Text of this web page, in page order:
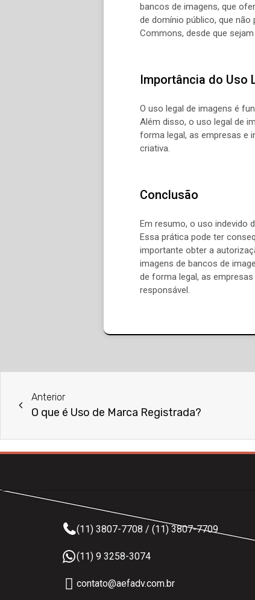
bancos de imagens, que
de domínio público, que
Commons, desde que
Importância do Uso
O uso legal de imagens é
Além disso, o uso legal de
forma legal, as empresas e
criativa.
Conclusão
Em resumo, o uso indevido
Essa prática pode ter
importante obter a
imagens de bancos de
de forma legal, as
responsável.
Anterior
O que é Uso de Marca Registrada?
(11) 3807-7708 / (11) 3807-7709
(11) 9 3258-3074
contato@aefadv.com.br